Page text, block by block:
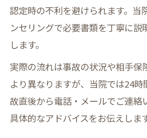
認定時の不利を避けられます。当
ンセリングで必要書類を丁寧に説
します。
実際の流れは事故の状況や相手保
より異なりますが、当院では24時
故直後から電話・メールでご連絡
具体的なアドバイスをお伝えします